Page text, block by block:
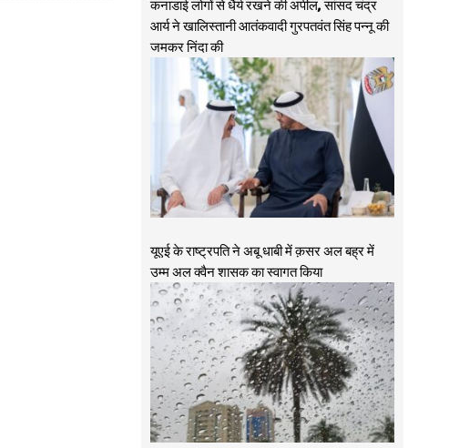
कनाडाई लोगों से धैर्य रखने की अपील, सांसद चंद्र
आर्य ने खालिस्तानी आतंकवादी गुरपतवंत सिंह पन्नू की
जमकर निंदा की
यूएई के राष्ट्रपति ने अबू धाबी में क़सर अल बह्र में
उम्म अल क्वैन शासक का स्वागत किया